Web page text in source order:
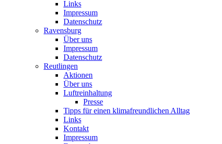
Links
Impressum
Datenschutz
Ravensburg
Über uns
Impressum
Datenschutz
Reutlingen
Aktionen
Über uns
Luftreinhaltung
Presse
Tipps für einen klimafreundlichen Alltag
Links
Kontakt
Impressum